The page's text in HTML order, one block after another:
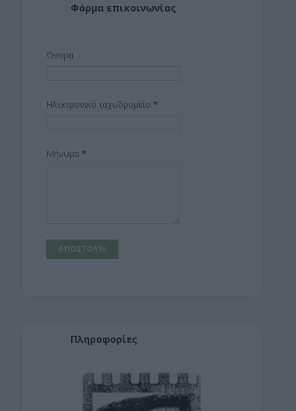
Φόρμα επικοινωνίας
Όνομα
Ηλεκτρονικό ταχυδρομείο *
Μήνυμα *
Πληροφορίες